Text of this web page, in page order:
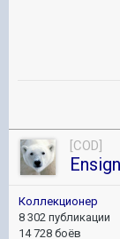
[COD]
Ensign
Коллекционер
8 302 публикации
14 728 боёв